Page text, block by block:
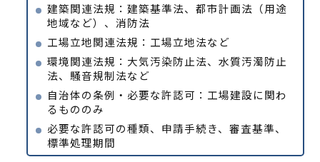
建築関連法規：建築基準法、都市計画法（用途
地域など）、消防法
工場立地関連法規：工場立地法など
環境関連法規：大気汚染防止法、水質汚濁防止
法、騒音規制法など
自治体の条例・必要な許認可：工場建設に関わ
るもののみ
必要な許認可の種類、申請手続き、審査基準、
標準処理期間